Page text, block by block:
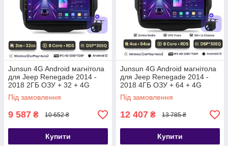
Junsun 4G Android магнітола
для Jeep Renegade 2014 -
2018 2ГБ ОЗУ + 32 + 4G
Під замовлення
9 587 ₴ 10 652 ₴
Купити
Junsun 4G Android магнітола
для Jeep Renegade 2014 -
2018 4ГБ ОЗУ + 64 + 4G
Під замовлення
12 407 ₴ 13 785 ₴
Купити